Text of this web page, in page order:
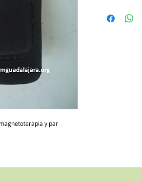
y par